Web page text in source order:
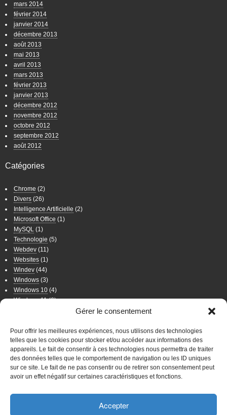
Gérer le consentement
Pour offrir les meilleures expériences, nous utilisons des technologies
telles que les cookies pour stocker et/ou accéder aux informations des
appareils. Le fait de consentir à ces technologies nous permettra de traiter
des données telles que le comportement de navigation ou les ID uniques
sur ce site. Le fait de ne pas consentir ou de retirer son consentement peut
avoir un effet négatif sur certaines caractéristiques et fonctions.
Accepter
mars 2014
février 2014
janvier 2014
décembre 2013
août 2013
mai 2013
avril 2013
mars 2013
février 2013
janvier 2013
décembre 2012
novembre 2012
octobre 2012
septembre 2012
août 2012
Catégories
Chrome (2)
Divers (26)
Intelligence Artificielle (2)
Microsoft Office (1)
MySQL (1)
Technologie (5)
Webdev (11)
Websites (1)
Windev (44)
Windows (3)
Windows 10 (4)
Windows 11(6)
Wordpress(8)
WordPress
Connexion